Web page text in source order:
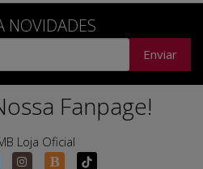
NOVIDADES
Enviar
Fanpage!
Loja Oficial